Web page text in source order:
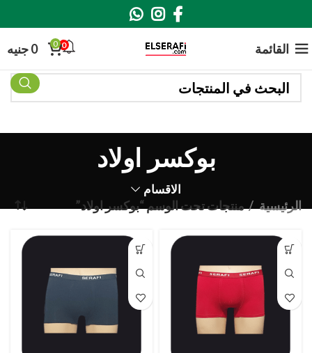
القائمة 0
0
0جنيه
بوكسر اولاد
الاقسام
الرئيسية منتجات تحت الوسم “بوكسر اولاد”